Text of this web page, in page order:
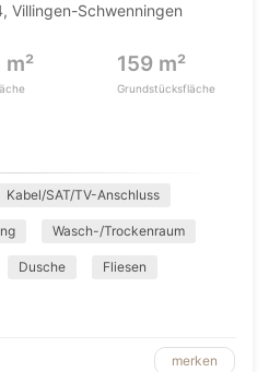
Villingen-Schwenningen
m² 159 m²
Grundstücksfläche
Kabel/SAT/TV-Anschluss
Wasch-/Trockenraum
Dusche Fliesen
merken